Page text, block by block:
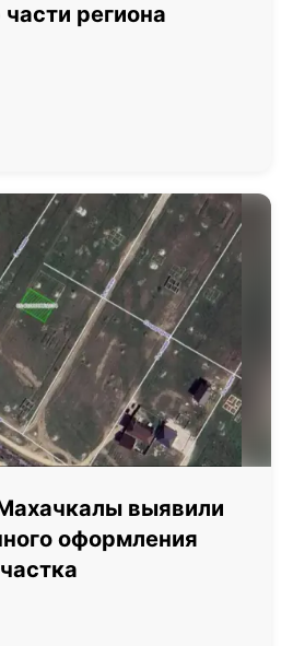
региона
выявили
оформления